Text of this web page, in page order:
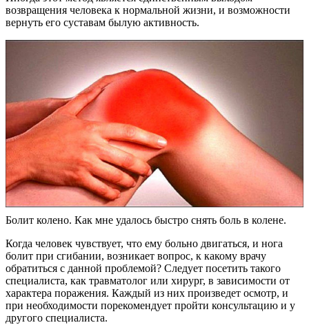
возвращения человека к нормальной жизни, и возможности
вернуть его суставам былую активность.
Болит колено. Как мне удалось быстро снять боль в колене.
Когда человек чувствует, что ему больно двигаться, и нога
болит при сгибании, возникает вопрос, к какому врачу
обратиться с данной проблемой? Следует посетить такого
специалиста, как травматолог или хирург, в зависимости от
характера поражения. Каждый из них произведет осмотр, и
при необходимости порекомендует пройти консультацию и у
другого специалиста.